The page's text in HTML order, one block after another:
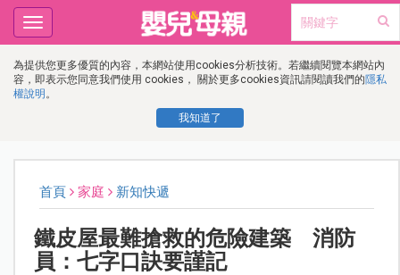
為提供您更多優質的內容，本網站使用cookies分析技術。若繼續閱覽本網站內
容，即表示您同意我們使用 cookies， 關於更多cookies資訊請閱讀我們的隱私
權說明 。
我知道了
Toggle
navigation
首頁 家庭 新知快遞
鐵皮屋最難搶救的危險建築 消防
員：七字口訣要謹記